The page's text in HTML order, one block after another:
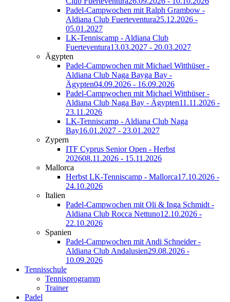
Padel-Campwochen mit Ralph Grambow -
Aldiana Club Fuerteventura25.12.2026 -
05.01.2027
LK-Tenniscamp - Aldiana Club
Fuerteventura13.03.2027 - 20.03.2027
Ägypten
Padel-Campwochen mit Michael Witthüser -
Aldiana Club Naga Bayga Bay -
Ägypten04.09.2026 - 16.09.2026
Padel-Campwochen mit Michael Witthüser -
Aldiana Club Naga Bay - Ägypten11.11.2026 -
23.11.2026
LK-Tenniscamp - Aldiana Club Naga
Bay16.01.2027 - 23.01.2027
Zypern
ITF Cyprus Senior Open - Herbst
202608.11.2026 - 15.11.2026
Mallorca
Herbst LK-Tenniscamp - Mallorca17.10.2026 -
24.10.2026
Italien
Padel-Campwochen mit Oli & Inga Schmidt -
Aldiana Club Rocca Nettuno12.10.2026 -
22.10.2026
Spanien
Padel-Campwochen mit Andi Schneider -
Aldiana Club Andalusien29.08.2026 -
10.09.2026
Tennisschule
Tennisprogramm
Trainer
Padel